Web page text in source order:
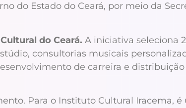
do Estado do Ceará, por meio da
do Ceará. A iniciativa seleciona
consultorias musicais
de carreira e distribuição
Para o Instituto Cultural Iracema, é